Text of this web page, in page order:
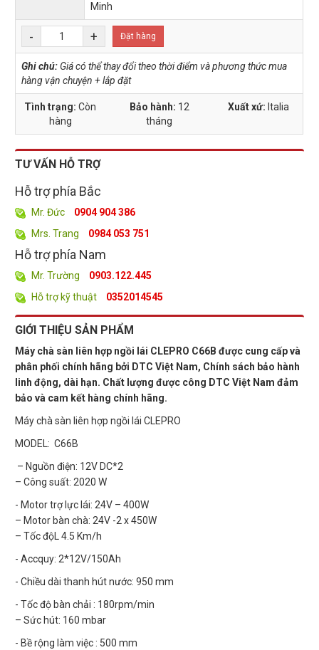
Minh
- + Đặt hàng
Ghi chú: Giá có thể thay đổi theo thời điểm và phương thức mua
hàng vận chuyện + lắp đặt
Tình trạng:Còn
hàng
Bảo hành: 12
tháng
Xuất xứ: Italia
TƯ VẤN HỖ TRỢ
Hỗ trợ phía Bắc
Mr. Đức
0904 904 386
Mrs. Trang
0984 053 751
Hỗ trợ phía Nam
Mr. Trường
0903.122.445
Hỗ trợ kỹ thuật
0352014545
GIỚI THIỆU SẢN PHẨM
Máy chà sàn liên hợp ngồi lái CLEPRO C66B được cung cấp và
phân phối chính hãng bởi DTC Việt Nam, Chính sách bảo hành
linh động, dài hạn. Chất lượng được công DTC Việt Nam đảm
bảo và cam kết hàng chính hãng.
Máy chà sàn liên hợp ngồi lái CLEPRO
MODEL: C66B
– Nguồn điện: 12V DC*2
– Công suất: 2020 W
- Motor trợ lực lái: 24V – 400W
– Motor bàn chà: 24V -2 x 450W
– Tốc độL 4.5 Km/h
- Accquy: 2*12V/150Ah
- Chiều dài thanh hút nước: 950 mm
- Tốc độ bàn chải : 180rpm/min
– Sức hút: 160 mbar
- Bề rộng làm việc : 500 mm